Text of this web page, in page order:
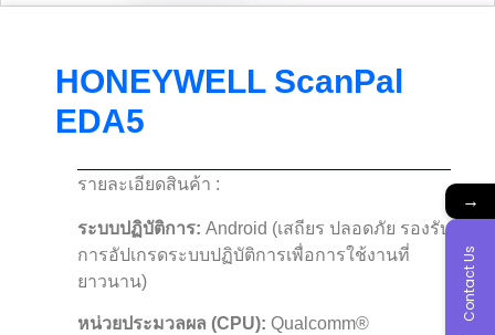
HONEYWELL ScanPal
EDA5
รายละเอียดสินค้า :
ระบบปฏิบัติการ: Android (เสถียร ปลอดภัย รองรับ
การอัปเกรดระบบปฏิบัติการเพื่อการใช้งานที่
ยาวนาน)
หน่วยประมวลผล (CPU): Qualcomm®
→
Contact Us